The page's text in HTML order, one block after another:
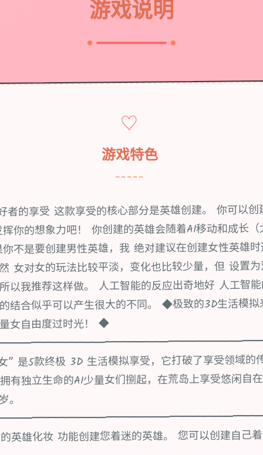
游戏说明
♡
游戏特色
~~~~~
者的享受 这款享受的核心部分是英雄创建。 你可以
你的想象力吧！ 你创建的英雄会随着AI移动和成长
不是要创建男性英雄，我 绝对建议在创建女性英雄
女对女的玩法比较平淡，变化也比较少量，但 设置
以我推荐这样做。 人工智能的反应出奇地好 人工智
结合似乎可以产生很大的不同。 ◆极致的3D生活模
女自由度过时光！ ◆
” 是5款终极 3D 生活模拟享受，它打破了享受领域的
有独立生命的AI少量女们捌起，在荒岛上享受悠闲自
。
英雄化妆 功能创建您着迷的英雄。 您可以创建自己